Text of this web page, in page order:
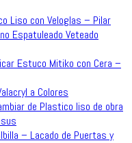
Liso con Veloglas – Pilar
Espatuleado Veteado
Estuco Mitiko con Cera –
a Colores
de Plastico liso de obra
– Lacado de Puertas y